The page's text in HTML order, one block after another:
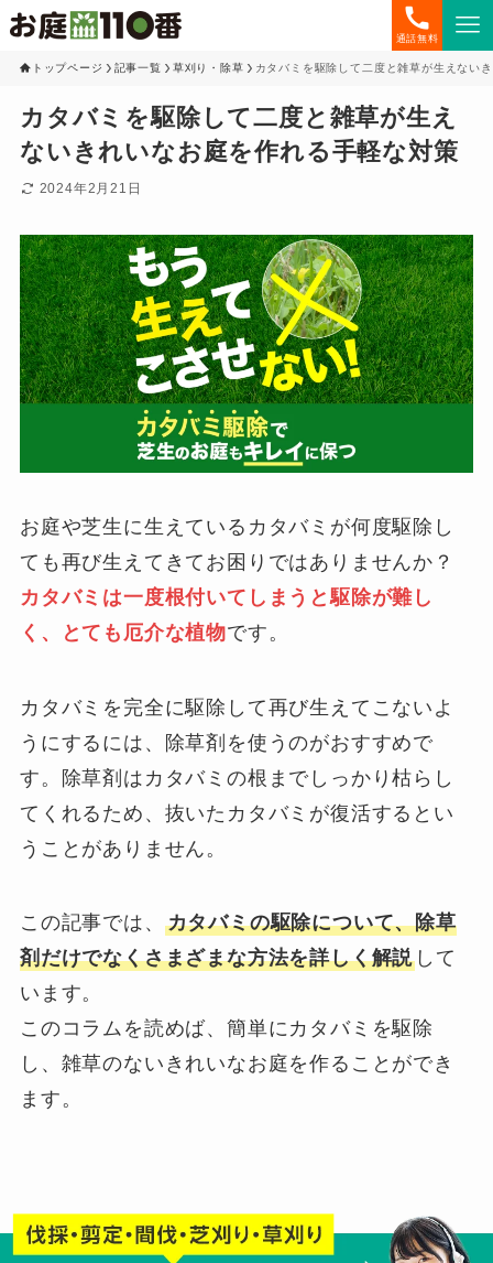
通話無料
トップページ 記事一覧 草刈り・除草 カタバミを駆除して二度と雑草が生えない
カタバミを駆除して二度と雑草が生え
ないきれいなお庭を作れる手軽な対策
2024年2月21日
お庭や芝生に生えているカタバミが何度駆除し
ても再び生えてきてお困りではありませんか？
カタバミは一度根付いてしまうと駆除が難し
く、とても厄介な植物です。
カタバミを完全に駆除して再び生えてこないよ
うにするには、除草剤を使うのがおすすめで
す。除草剤はカタバミの根までしっかり枯らし
てくれるため、抜いたカタバミが復活するとい
うことがありません。
この記事では、 カタバミの駆除について、除草
剤だけでなくさまざまな方法を詳しく解説 して
います。
このコラムを読めば、簡単にカタバミを駆除
し、雑草のないきれいなお庭を作ることができ
ます。